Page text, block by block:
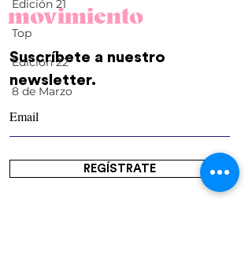
Edición 21
Top
Edición 22
8 de Marzo
la Pandemia…
movimiento
Suscríbete a nuestro
newsletter.
REGÍSTRATE